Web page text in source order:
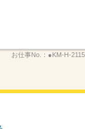
お仕事No.： ●KM-H-